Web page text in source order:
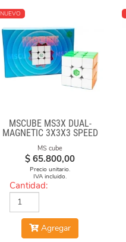
NUEVO
MSCUBE MS3X DUAL-
MAGNETIC 3X3X3 SPEED
CUBE STICKERLESS
MS cube
$ 65.800,00
Precio unitario.
IVA incluido.
Cantidad:
Agregar